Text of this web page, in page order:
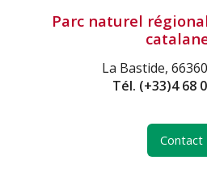
Parc naturel
La Bastide,
Tél. (+33)4 68
Contact